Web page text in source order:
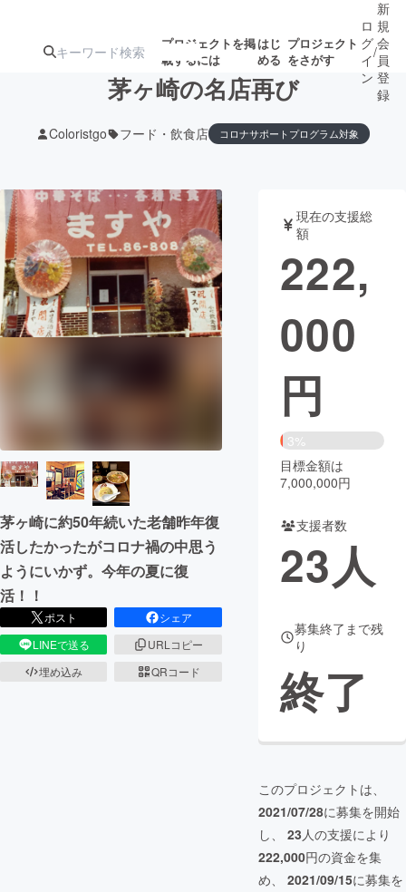
プロジェクトを掲
載するには
はじ
める
プロジェクト
をさがす
アート・写真
テクノロジー・ガジェット ゲーム・サ
映像・映画 書籍・雑誌
ビジネス・起業
CAMPFIRE for Social Good
CAMPFIREふるさと納税machi-ya コミュニティ
ロ
グ
イ
ン
/
新
規
会
員
登
録
茅ヶ崎の名店再び
Coloristgo フード・飲食店 コロナサポートプログラム対象
茅ヶ崎に約50年続いた老舗昨年復
活したかったがコロナ禍の中思う
ようにいかず。今年の夏に復
活！！
ポスト
シェア
LINEで送る
URLコピー
埋め込み
QRコード
現在の支援総
額
222,
000
円
3%
目標金額は
7,000,000円
支援者数
23人
募集終了まで残
り
終了
このプロジェクトは、
2021/07/28に募集を開始
し、 23人の支援により
222,000円の資金を集
め、 2021/09/15に募集を